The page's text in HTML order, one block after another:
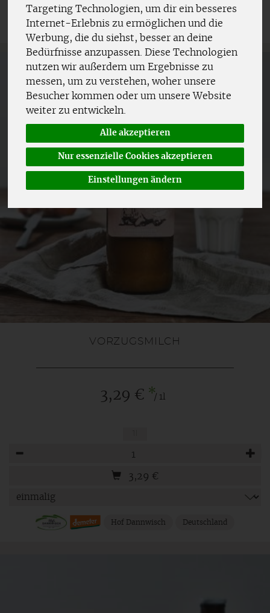
Targeting Technologien, um dir ein besseres
Internet-Erlebnis zu ermöglichen und die
Werbung, die du siehst, besser an deine
Bedürfnisse anzupassen. Diese Technologien
nutzen wir außerdem um Ergebnisse zu
messen, um zu verstehen, woher unsere
Besucher kommen oder um unsere Website
weiter zu entwickeln.
Alle akzeptieren
Nur essenzielle Cookies akzeptieren
Einstellungen ändern
VORZUGSMILCH
3,29 € */ 1l
3,29 €
Hof Dannwisch Deutschland